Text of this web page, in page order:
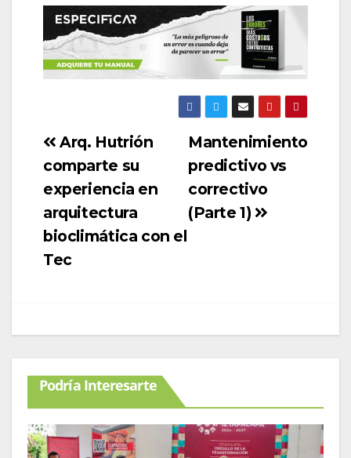
Mantenimiento
predictivo vs
correctivo
(Parte 1)
Arq. Hutrión
comparte su
experiencia en
arquitectura
bioclimática con el
Tec
Podría Interesarte